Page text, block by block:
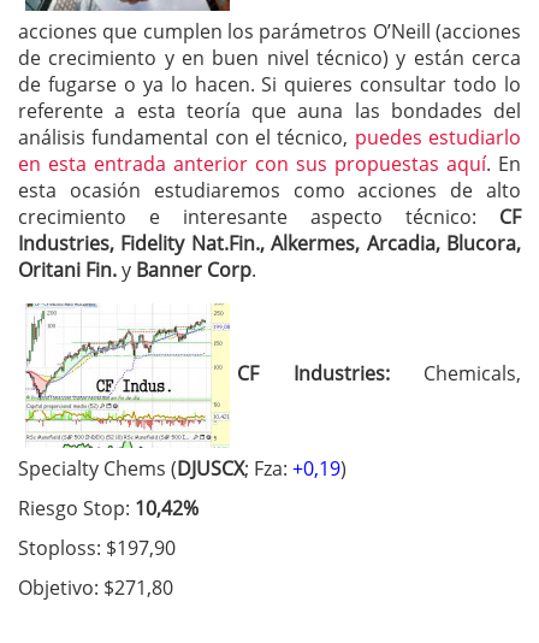
acciones que cumplen los parámetros O’Neill (acciones
de crecimiento y en buen nivel técnico) y están cerca
de fugarse o ya lo hacen. Si quieres consultar todo lo
referente a esta teoría que auna las bondades del
análisis fundamental con el técnico, puedes estudiarlo
en esta entrada anterior con sus propuestas aquí. En
esta ocasión estudiaremos como acciones de alto
crecimiento e interesante aspecto técnico: CF
Industries, Fidelity Nat.Fin., Alkermes, Arcadia, Blucora,
Oritani Fin.y Banner Corp.
CF Industries: Chemicals,
Specialty Chems (DJUSCX; Fza: +0,19)
Riesgo Stop: 10,42%
Stoploss: $197,90
Objetivo: $271,80